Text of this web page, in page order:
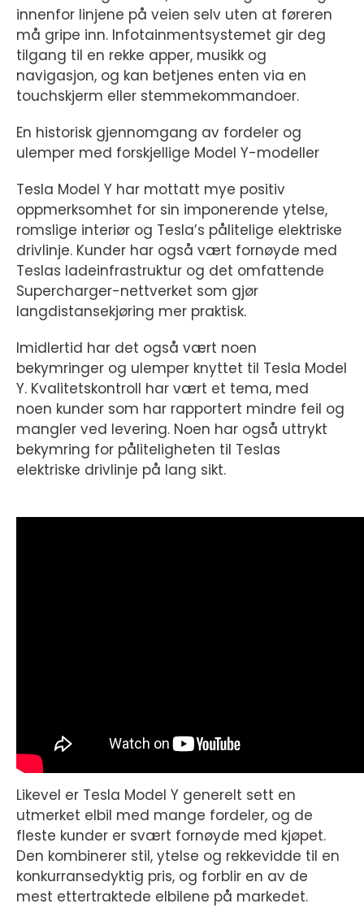
innenfor linjene på veien selv uten at føreren
må gripe inn. Infotainmentsystemet gir deg
tilgang til en rekke apper, musikk og
navigasjon, og kan betjenes enten via en
touchskjerm eller stemmekommandoer.
En historisk gjennomgang av fordeler og
ulemper med forskjellige Model Y-modeller
Tesla Model Y har mottatt mye positiv
oppmerksomhet for sin imponerende ytelse,
romslige interiør og Tesla’s pålitelige elektriske
drivlinje. Kunder har også vært fornøyde med
Teslas ladeinfrastruktur og det omfattende
Supercharger-nettverket som gjør
langdistansekjøring mer praktisk.
Imidlertid har det også vært noen
bekymringer og ulemper knyttet til Tesla Model
Y. Kvalitetskontroll har vært et tema, med
noen kunder som har rapportert mindre feil og
mangler ved levering. Noen har også uttrykt
bekymring for påliteligheten til Teslas
elektriske drivlinje på lang sikt.
Likevel er Tesla Model Y generelt sett en
utmerket elbil med mange fordeler, og de
fleste kunder er svært fornøyde med kjøpet.
Den kombinerer stil, ytelse og rekkevidde til en
konkurransedyktig pris, og forblir en av de
mest ettertraktede elbilene på markedet.